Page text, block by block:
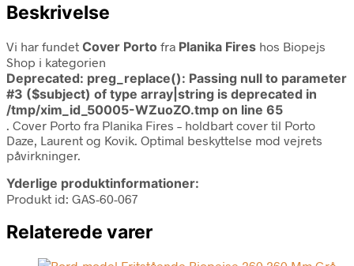
Beskrivelse
Vi har fundet Cover Porto fra Planika Fires hos Biopejs
Shop i kategorien
Deprecated: preg_replace(): Passing null to parameter
#3 ($subject) of type array|string is deprecated in
/tmp/xim_id_50005-WZuoZO.tmp on line 65
. Cover Porto fra Planika Fires – holdbart cover til Porto
Daze, Laurent og Kovik. Optimal beskyttelse mod vejrets
påvirkninger.
Yderlige produktinformationer:
Produkt id: GAS-60-067
Relaterede varer